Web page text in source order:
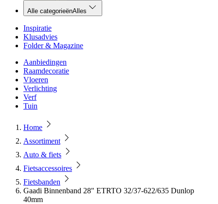
Alle categorieënAlles
Inspiratie
Klusadvies
Folder & Magazine
Aanbiedingen
Raamdecoratie
Vloeren
Verlichting
Verf
Tuin
Home
Assortiment
Auto & fiets
Fietsaccessoires
Fietsbanden
Gaadi Binnenband 28" ETRTO 32/37-622/635 Dunlop
40mm